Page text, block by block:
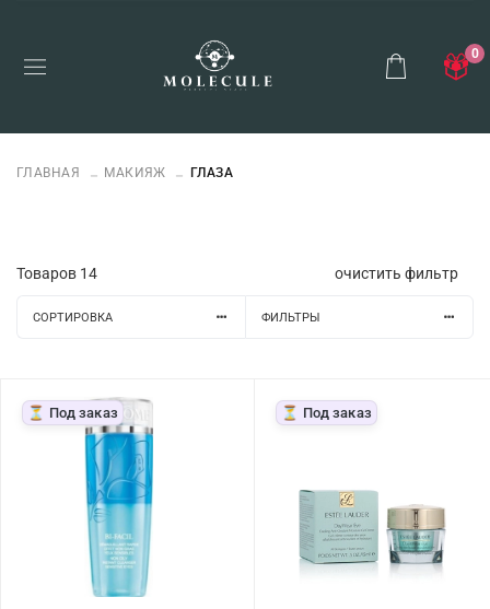
0
ГЛАВНАЯ МАКИЯЖ ГЛАЗА
Товаров 14 очистить фильтр
СОРТИРОВКА ФИЛЬТРЫ
⏳ Под заказ ⏳ Под заказ